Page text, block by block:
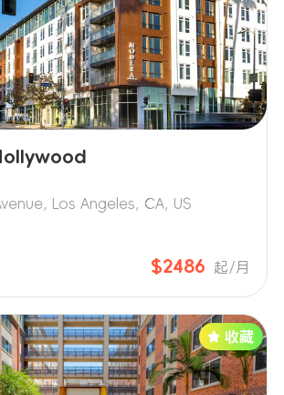
Los Angeles, CA, US
$2486 起/月